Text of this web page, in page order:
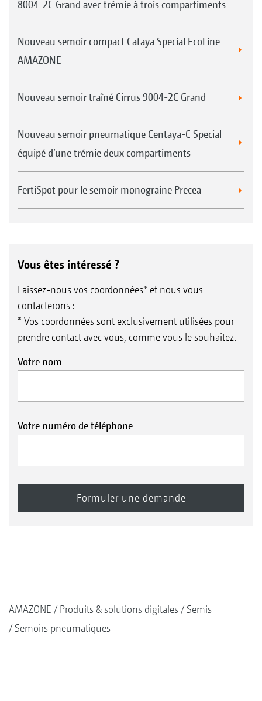
8004-2C Grand avec trémie à trois compartiments
Nouveau semoir compact Cataya Special EcoLine
AMAZONE
Nouveau semoir traîné Cirrus 9004-2C Grand
Nouveau semoir pneumatique Centaya-C Special
équipé d’une trémie deux compartiments
FertiSpot pour le semoir monograine Precea
Vous êtes intéressé ?
Laissez-nous vos coordonnées* et nous vous
contacterons :
* Vos coordonnées sont exclusivement utilisées pour
prendre contact avec vous, comme vous le souhaitez.
Votre nom
Votre numéro de téléphone
AMAZONE Produits & solutions digitales
Semis
Semoirs pneumatiques